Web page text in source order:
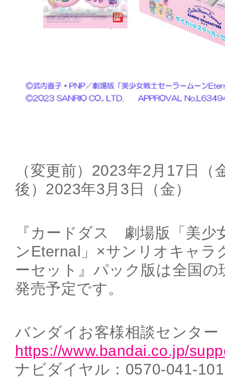
（変更前）2023年2月17
後）2023年3月3日（金）
『カードダス 劇場版「美少
ンEternal」×サンリオキャラ
ーセット』パック版は全国
発売予定です。
バンダイお客様相談センター
https://www.bandai.co.jp/
ナビダイヤル：0570-041-101